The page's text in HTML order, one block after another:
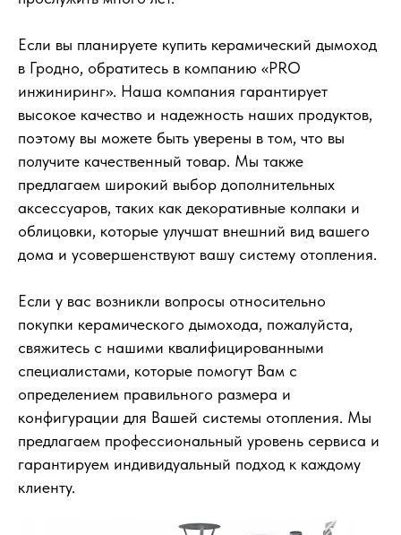
Если вы планируете купить керамический дымоход
в Гродно, обратитесь в компанию «PRO
инжиниринг». Наша компания гарантирует
высокое качество и надежность наших продуктов,
поэтому вы можете быть уверены в том, что вы
получите качественный товар. Мы также
предлагаем широкий выбор дополнительных
аксессуаров, таких как декоративные колпаки и
облицовки, которые улучшат внешний вид вашего
дома и усовершенствуют вашу систему отопления.
Если у вас возникли вопросы относительно
покупки керамического дымохода, пожалуйста,
свяжитесь с нашими квалифицированными
специалистами, которые помогут Вам с
определением правильного размера и
конфигурации для Вашей системы отопления. Мы
предлагаем профессиональный уровень сервиса и
гарантируем индивидуальный подход к каждому
клиенту.